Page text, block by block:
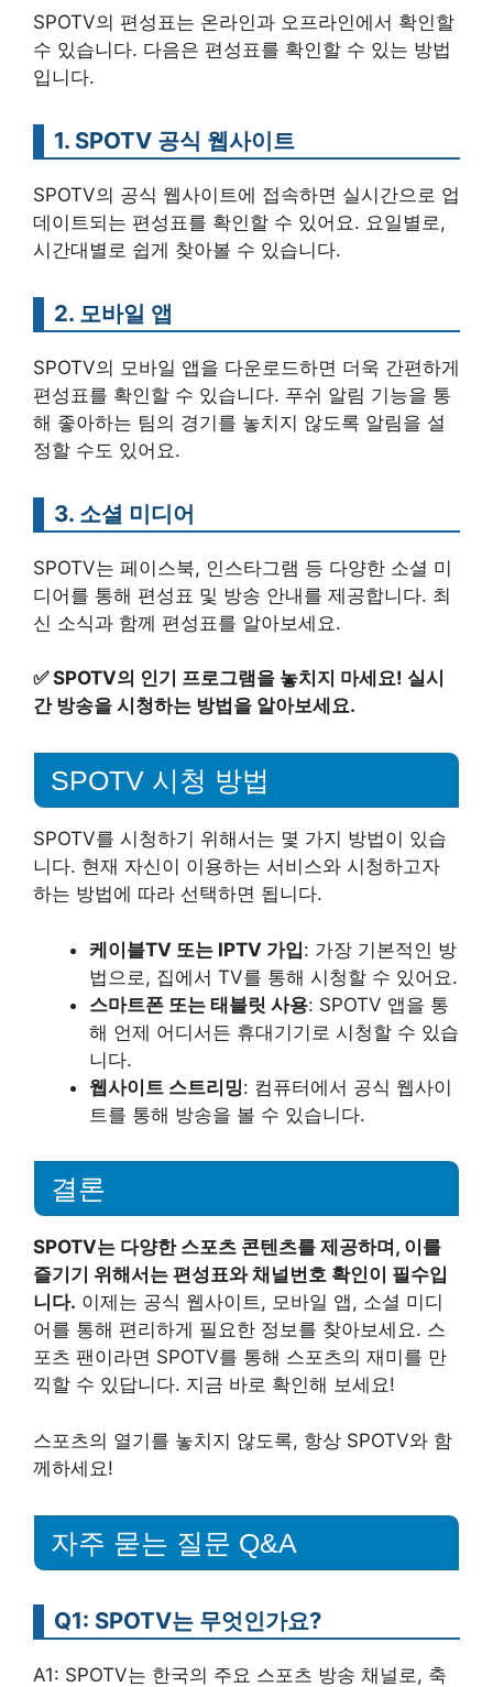
SPOTV의 편성표는 온라인과 오프라인에서 확인할
수 있습니다. 다음은 편성표를 확인할 수 있는 방법
입니다.
1. SPOTV 공식 웹사이트
SPOTV의 공식 웹사이트에 접속하면 실시간으로 업
데이트되는 편성표를 확인할 수 있어요. 요일별로,
시간대별로 쉽게 찾아볼 수 있습니다.
2. 모바일 앱
SPOTV의 모바일 앱을 다운로드하면 더욱 간편하게
편성표를 확인할 수 있습니다. 푸쉬 알림 기능을 통
해 좋아하는 팀의 경기를 놓치지 않도록 알림을 설
정할 수도 있어요.
3. 소셜 미디어
SPOTV는 페이스북, 인스타그램 등 다양한 소셜 미
디어를 통해 편성표 및 방송 안내를 제공합니다. 최
신 소식과 함께 편성표를 알아보세요.
✅SPOTV의 인기 프로그램을 놓치지 마세요! 실시
간 방송을 시청하는 방법을 알아보세요.
SPOTV 시청 방법
SPOTV를 시청하기 위해서는 몇 가지 방법이 있습
니다. 현재 자신이 이용하는 서비스와 시청하고자
하는 방법에 따라 선택하면 됩니다.
케이블TV 또는 IPTV 가입: 가장 기본적인 방
법으로, 집에서 TV를 통해 시청할 수 있어요.
스마트폰 또는 태블릿 사용: SPOTV 앱을 통
해 언제 어디서든 휴대기기로 시청할 수 있습
니다.
웹사이트 스트리밍: 컴퓨터에서 공식 웹사이
트를 통해 방송을 볼 수 있습니다.
결론
SPOTV는 다양한 스포츠 콘텐츠를 제공하며, 이를
즐기기 위해서는 편성표와 채널번호 확인이 필수입
니다. 이제는 공식 웹사이트, 모바일 앱, 소셜 미디
어를 통해 편리하게 필요한 정보를 찾아보세요. 스
포츠 팬이라면 SPOTV를 통해 스포츠의 재미를 만
끽할 수 있답니다. 지금 바로 확인해 보세요!
스포츠의 열기를 놓치지 않도록, 항상 SPOTV와 함
께하세요!
자주 묻는 질문 Q&A
Q1: SPOTV는 무엇인가요?
A1: SPOTV는 한국의 주요 스포츠 방송 채널로, 축